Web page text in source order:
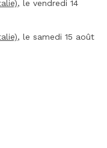
, le vendredi 14
, le samedi 15 août